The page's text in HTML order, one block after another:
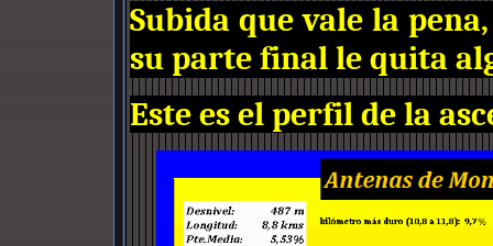
Subida que vale la
su parte final le quita
Este es el perfil de la